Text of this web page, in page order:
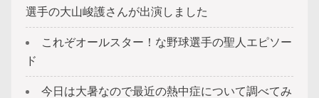
選手の大山峻護さんが出演しました
これぞオールスター！な野球選手の聖人エピソー
ド
今日は大暑なので最近の熱中症について調べてみ